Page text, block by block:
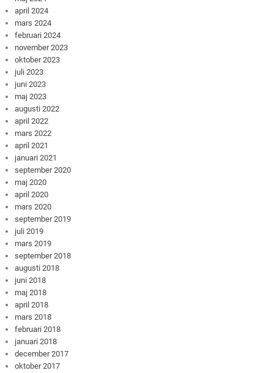
april 2024
mars 2024
februari 2024
november 2023
oktober 2023
juli 2023
juni 2023
maj 2023
augusti 2022
april 2022
mars 2022
april 2021
januari 2021
september 2020
maj 2020
april 2020
mars 2020
september 2019
juli 2019
mars 2019
september 2018
augusti 2018
juni 2018
maj 2018
april 2018
mars 2018
februari 2018
januari 2018
december 2017
oktober 2017